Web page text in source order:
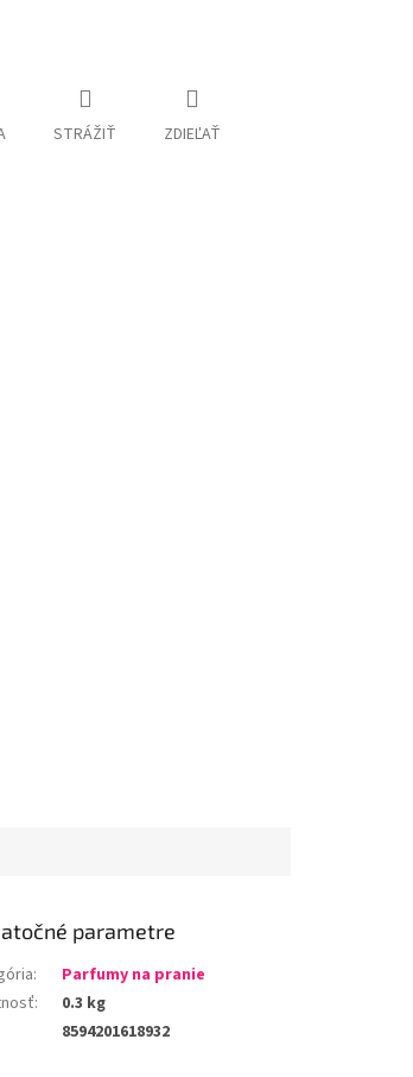
STRÁŽIŤ ZDIEĽAŤ
parametre
:
Parfumy na pranie
:
0.3 kg
8594201618932